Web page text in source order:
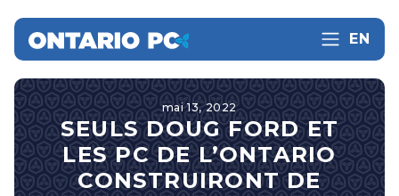
EN
mai 13, 2022
SEULS DOUG FORD ET
LES PC DE L’ONTARIO
CONSTRUIRONT DE